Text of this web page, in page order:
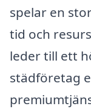
spelar en
tid och
leder till ett
städföretag